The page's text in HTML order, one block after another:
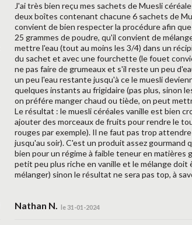
J'ai très bien reçu mes sachets de Muesli
deux boîtes contenant chacune 6 sachets de
convient de bien respecter la procédure afin
25 grammes de poudre, qu'il convient de
mettre l'eau (tout au moins les 3/4) dans un
du sachet et avec une fourchette (le fouet
ne pas faire de grumeaux et s'il reste un peu
un peu l'eau restante jusqu'à ce le muesli
quelques instants au frigidaire (pas plus, sinon
on préfére manger chaud ou tiède, on peut
Le résultat : le muesli céréales vanille est bien
ajouter des morceaux de fruits pour rendre le
rouges par exemple). Il ne faut pas trop
jusqu'au soir). C'est un produit assez
bien pour un régime à faible teneur en
petit peu plus riche en vanille et le mélange
mélanger) sinon le résultat ne sera pas top, à
Nathan N. le 31-01-2024